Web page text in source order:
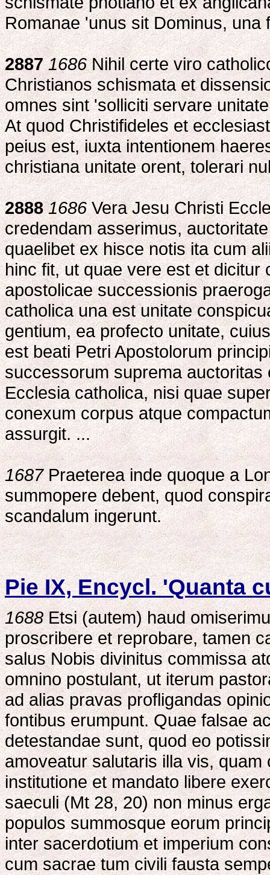
Romanae 'unus sit Dominus,
2887 1686Nihil certe viro
Christianos schismata et
omnes sint 'solliciti servare
At quod Christifideles et
peius est, iuxta intentionem
christiana unitate orent, tolerari
2888 1686Vera Jesu Christi
credendam asserimus,
quaelibet ex hisce notis ita cum
hinc fit, ut quae vere est et dicitur
apostolicae successionis
catholica una est unitate
gentium, ea profecto unitate,
est beati Petri Apostolorum
successorum suprema
Ecclesia catholica, nisi quae
conexum corpus atque
assurgit. ...
1687Praeterea inde quoque a
summopere debent, quod
scandalum ingerunt.
Pie IX, Encycl. 'Quanta
1688Etsi (autem) haud
proscribere et reprobare, tamen
salus Nobis divinitus commissa
omnino postulant, ut iterum
ad alias pravas profligandas
fontibus erumpunt. Quae falsae
detestandae sunt, quod eo
amoveatur salutaris illa vis,
institutione et mandato libere
saeculi (Mt 28, 20) non minus
populos summosque eorum
inter sacerdotium et imperium
cum sacrae tum civili fausta